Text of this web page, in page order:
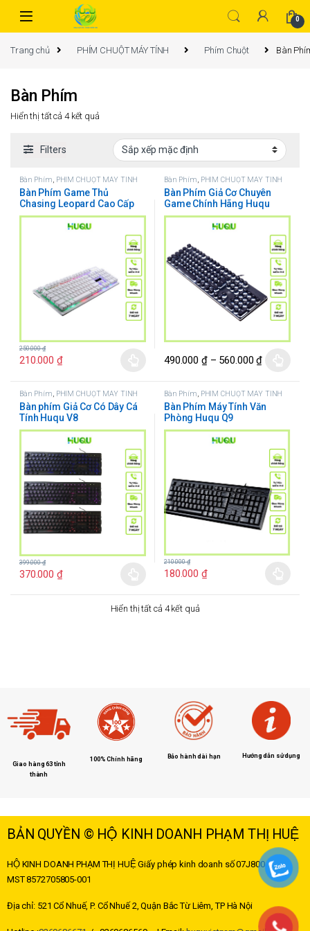
0
Trang chủ PHÍM CHUỘT MÁY TÍNH Phím Chuột Bàn
Bàn Phím
Hiển thị tất cả 4 kết quả
Filters
Bàn Phím PHÍM CHUỘT MÁY TÍNH
Bàn Phím Game Thủ
Chasing Leopard Cao Cấp
Huqu G20
210.000 ₫
250.000₫
Bàn Phím PHÍM CHUỘT MÁY TÍNH
Bàn Phím Giả Cơ Chuyên
Game Chính Hãng Huqu
K100
490.000 ₫ – 560.000₫
Bàn Phím PHÍM CHUỘT MÁY TÍNH
Bàn phím Giả Cơ Có Dây Cá
Tính Huqu V8
370.000 ₫
399.000₫
Bàn Phím PHÍM CHUỘT MÁY TÍNH
Bàn Phím Máy Tính Văn
Phòng Huqu Q9
180.000 ₫
210.000₫
Hiển thị tất cả 4 kết quả
Giao hàng 63 tỉnh
thành
100% Chính hãng Bảo hành dài hạn Hướng dẫn sử dụng
BẢN QUYỀN © HỘ KINH DOANH PHẠM THỊ HUỆ
HỘ KINH DOANH PHẠM THỊ HUỆ Giấy phép kinh doanh số 07J8004178 –
MST8572705805-001
Địa chỉ: 521 Cổ Nhuế, P. Cổ Nhuế 2, Quận Bắc Từ Liêm, TP Hà Nội